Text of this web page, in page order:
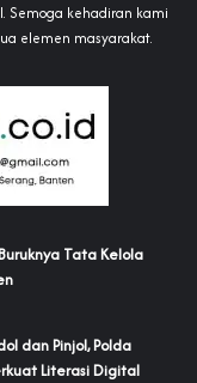
Semoga kehadiran kami
elemen masyarakat.
Tata Kelola
dan Pinjol, Polda
Literasi Digital